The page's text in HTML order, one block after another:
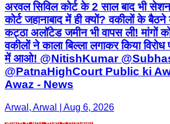
अरवल सिविल कोर्ट के 2 साल बाद भी
कोर्ट जहानाबाद में ही क्यों? वकीलों के
कट्ठा अलॉटेड जमीन भी वापस ली!
वकीलों ने काला बिल्ला लगाकर किया
में आओ! @NitishKumar
@PatnaHighCourt Public ki
Awaz - News
Arwal, Arwal | Aug 6, 2026